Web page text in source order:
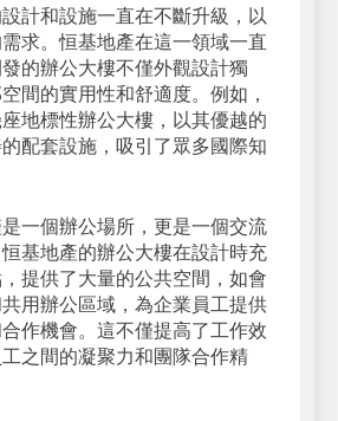
計和設施一直在不斷升級，以
求。恒基地產在這一領域一直
的辦公大樓不僅外觀設計獨
間的實用性和舒適度。例如，
地標性辦公大樓，以其優越的
配套設施，吸引了眾多國際知
一個辦公場所，更是一個交流
基地產的辦公大樓在設計時充
提供了大量的公共空間，如會
用辦公區域，為企業員工提供
作機會。這不僅提高了工作效
之間的凝聚力和團隊合作精